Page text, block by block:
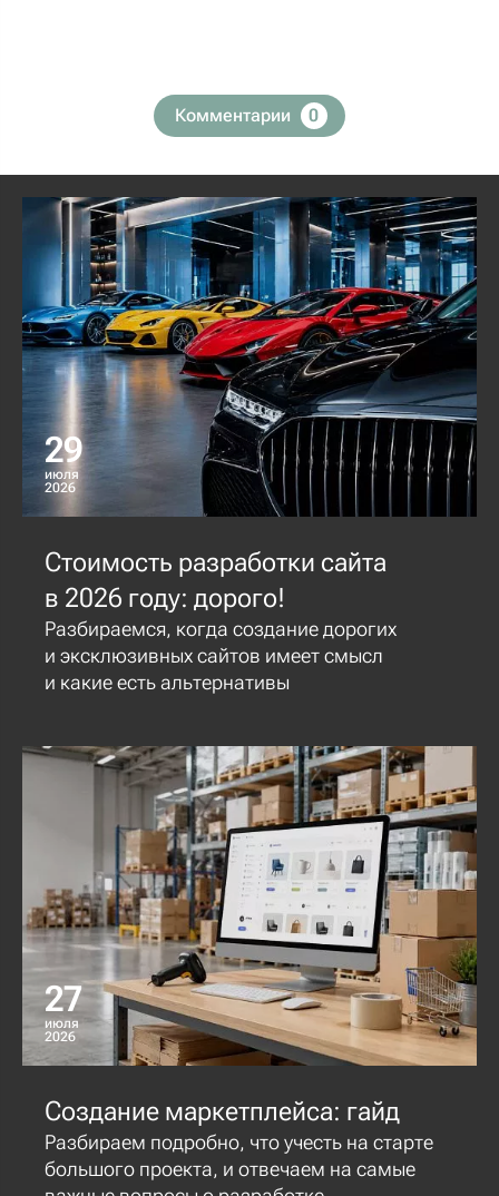
Комментарии 0
29
июля
2026
Стоимость разработки сайта
в 2026 году: дорого!
Разбираемся, когда создание дорогих
и эксклюзивных сайтов имеет смысл
и какие есть альтернативы
27
июля
2026
Создание маркетплейса: гайд
Разбираем подробно, что учесть на старте
большого проекта, и отвечаем на самые